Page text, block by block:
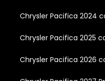
Chrysler Pacifica 2024
Chrysler Pacifica 2025
Chrysler Pacifica 2026